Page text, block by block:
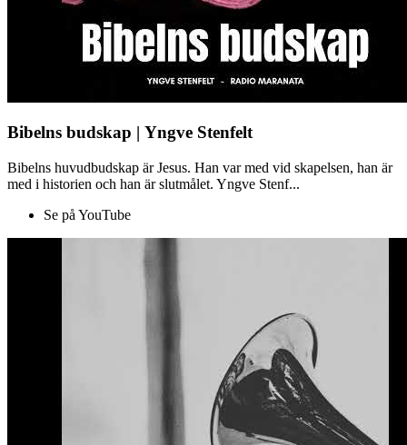
Bibelns budskap | Yngve Stenfelt
Bibelns huvudbudskap är Jesus. Han var med vid skapelsen, han är
med i historien och han är slutmålet. Yngve Stenf...
Se på YouTube